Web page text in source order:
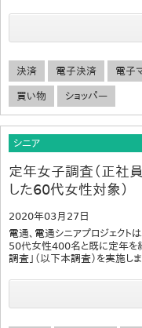
決済 電子決済 電子
買い物 ショッパー
シニア
定年女子調査（正社
した60代女性対象）
2020年03月27日
電通、電通シニアプロジェク
50代女性400名と既に定年を
調査」（以下本調査）を実施